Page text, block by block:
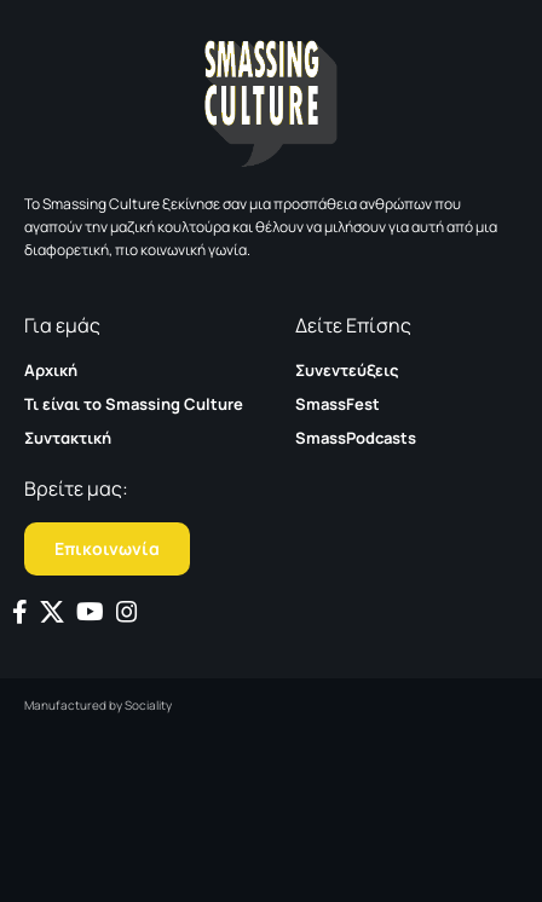
To Smassing Culture ξεκίνησε σαν μια προσπάθεια ανθρώπων που
αγαπούν την μαζική κουλτούρα και θέλουν να μιλήσουν για αυτή από μια
διαφορετική, πιο κοινωνική γωνία.
Για εμάς
Αρχική
Τι είναι το Smassing Culture
Συντακτική
Δείτε Επίσης
Συνεντεύξεις
SmassFest
SmassPodcasts
Βρείτε μας:
Επικοινωνία
Manufactured bySociality